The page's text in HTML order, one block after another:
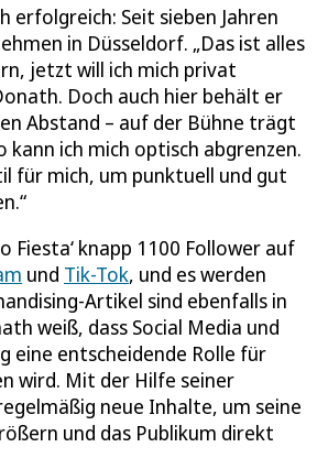
erfolgreich: Seit sieben Jahren
in Düsseldorf. „Das ist alles
jetzt will ich mich privat
Doch auch hier behält er
Abstand – auf der Bühne trägt
kann ich mich optisch abgrenzen.
für mich, um punktuell und gut
Fiesta‘ knapp 1100 Follower auf
und Tik-Tok, und es werden
Artikel sind ebenfalls in
weiß, dass Social Media und
eine entscheidende Rolle für
wird. Mit der Hilfe seiner
neue Inhalte, um seine
und das Publikum direkt